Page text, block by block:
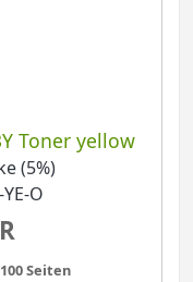
Toner yellow
(5%)
O
Seiten